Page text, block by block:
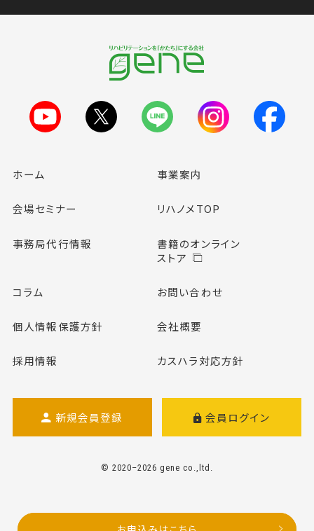
ホーム 事業案内
会場セミナー リハノメTOP
事務局代行情報
書籍のオンライン
ストア
コラム お問い合わせ
個人情報保護方針 会社概要
採用情報 カスハラ対応方針
新規会員登録 会員ログイン
© 2020–2026 gene co.,ltd.